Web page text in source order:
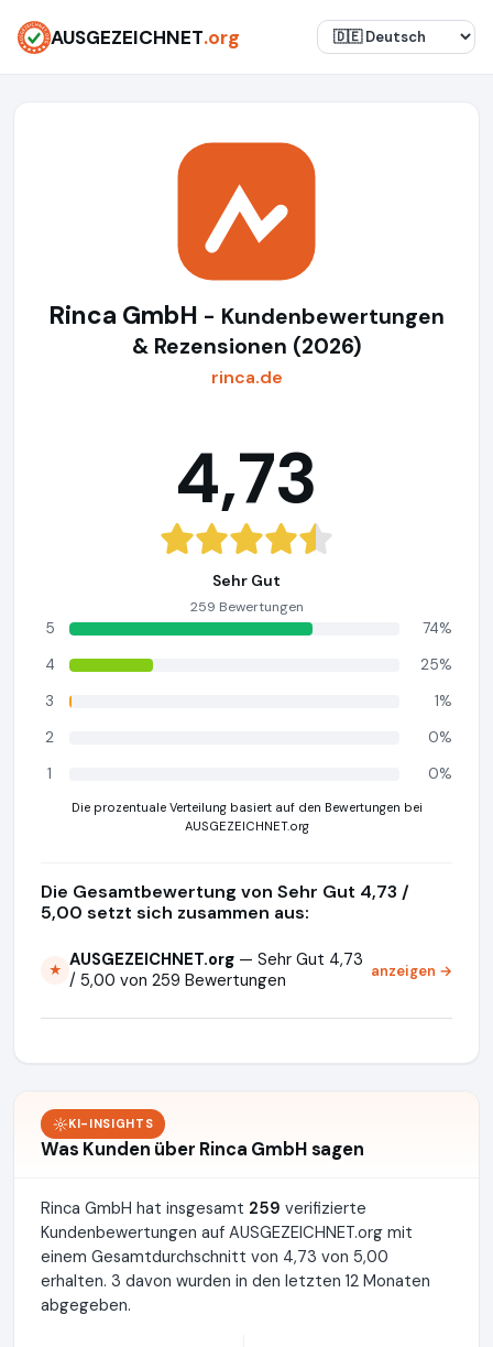
AUSGEZEICHNET.org
Rinca GmbH - Kundenbewertungen
& Rezensionen (2026)
rinca.de
4,73
Sehr Gut
259 Bewertungen
5
74%
4
25%
3
1%
2
0%
1
0%
Die prozentuale Verteilung basiert auf den Bewertungen bei
AUSGEZEICHNET.org
Die Gesamtbewertung von Sehr Gut 4,73 /
5,00 setzt sich zusammen aus:
★ AUSGEZEICHNET.org — Sehr Gut 4,73
/ 5,00 von 259 Bewertungen
anzeigen →
KI-INSIGHTS
Was Kunden über Rinca GmbH sagen
Rinca GmbH hat insgesamt 259 verifizierte
Kundenbewertungen auf AUSGEZEICHNET.org mit
einem Gesamtdurchschnitt von 4,73 von 5,00
erhalten. 3 davon wurden in den letzten 12 Monaten
abgegeben.